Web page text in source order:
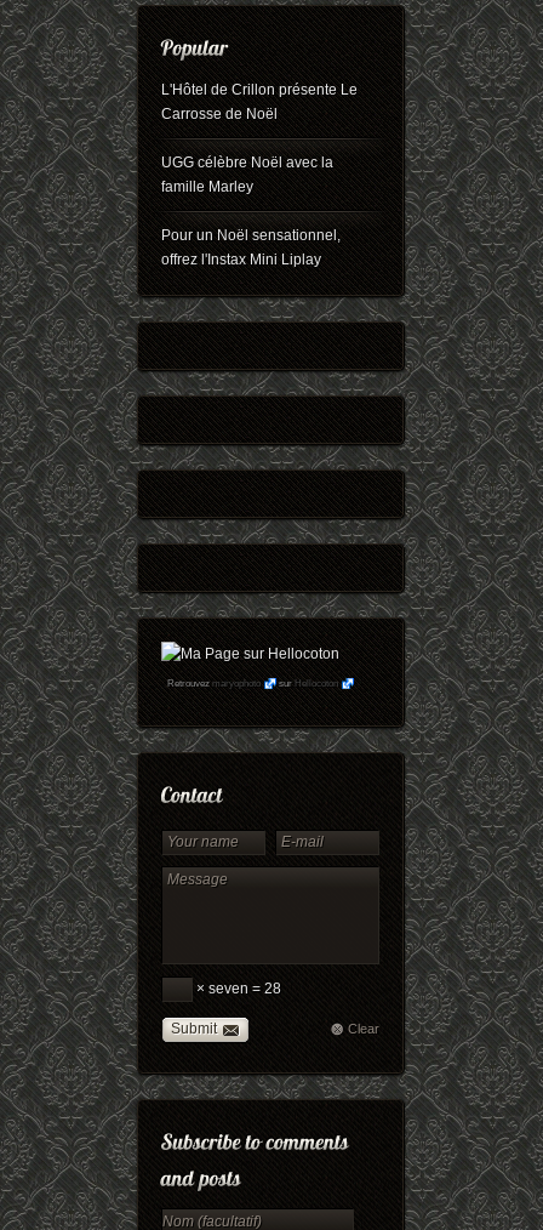
L'Hôtel de Crillon présente Le
Carrosse de Noël
UGG célèbre Noël avec la
famille Marley
Pour un Noël sensationnel,
offrez l'Instax Mini Liplay
Retrouvezmaryophoto surHellocoton
× seven = 28
Submit Clear